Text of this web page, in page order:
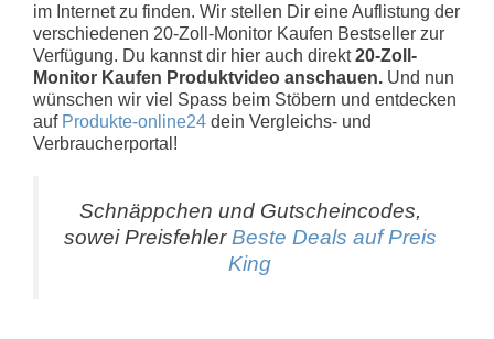
im Internet zu finden. Wir stellen Dir eine Auflistung der
verschiedenen 20-Zoll-Monitor Kaufen Bestseller zur
Verfügung. Du kannst dir hier auch direkt20-Zoll-
Monitor Kaufen Produktvideo anschauen. Und nun
wünschen wir viel Spass beim Stöbern und entdecken
auf Produkte-online24 dein Vergleichs- und
Verbraucherportal!
Schnäppchen und Gutscheincodes,
sowei Preisfehler Beste Deals auf Preis
King